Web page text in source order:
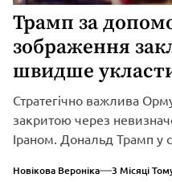
Трамп за
зображення
швидше
Стратегічно важлива
закритою через
Іраном. Дональд Трамп у
Новікова Вероніка 3 Місяці